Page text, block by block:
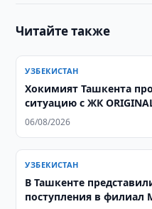
Читайте также
УЗБЕКИСТАН
Хокимият Ташкента
ситуацию с ЖК ORIGINAL
06/08/2026
УЗБЕКИСТАН
В Ташкенте
поступления в филиал